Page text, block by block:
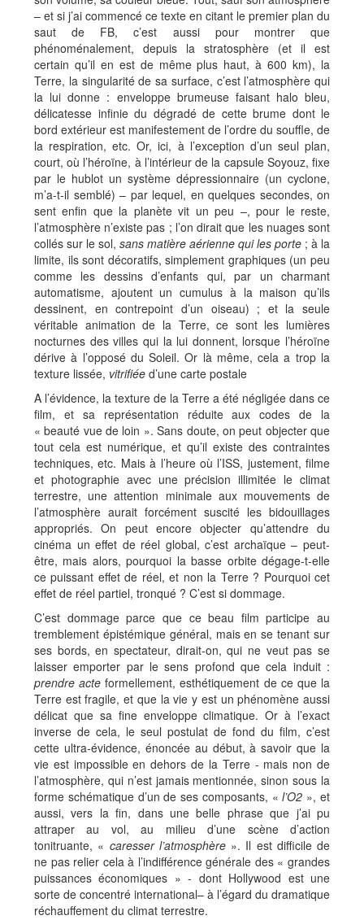
– et si j’ai commencé ce texte en citant le premier plan du
saut de FB, c’est aussi pour montrer que
phénoménalement, depuis la stratosphère (et il est
certain qu’il en est de même plus haut, à 600 km), la
Terre, la singularité de sa surface, c’est l’atmosphère qui
la lui donne : enveloppe brumeuse faisant halo bleu,
délicatesse infinie du dégradé de cette brume dont le
bord extérieur est manifestement de l’ordre du souffle, de
la respiration, etc. Or, ici, à l’exception d’un seul plan,
court, où l’héroïne, à l’intérieur de la capsule Soyouz, fixe
par le hublot un système dépressionnaire (un cyclone,
m’a-t-il semblé) – par lequel, en quelques secondes, on
sent enfin que la planète vit un peu –, pour le reste,
l’atmosphère n’existe pas ; l’on dirait que les nuages sont
collés sur le sol, sans matière aérienne qui les porte ; à la
limite, ils sont décoratifs, simplement graphiques (un peu
comme les dessins d’enfants qui, par un charmant
automatisme, ajoutent un cumulus à la maison qu’ils
dessinent, en contrepoint d’un oiseau) ; et la seule
véritable animation de la Terre, ce sont les lumières
nocturnes des villes qui la lui donnent, lorsque l’héroïne
dérive à l’opposé du Soleil. Or là même, cela a trop la
texture lissée, vitrifiée d’une carte postale
A l’évidence, la texture de la Terre a été négligée dans ce
film, et sa représentation réduite aux codes de la
« beauté vue de loin ». Sans doute, on peut objecter que
tout cela est numérique, et qu’il existe des contraintes
techniques, etc. Mais à l’heure où l’ISS, justement, filme
et photographie avec une précision illimitée le climat
terrestre, une attention minimale aux mouvements de
l’atmosphère aurait forcément suscité les bidouillages
appropriés. On peut encore objecter qu’attendre du
cinéma un effet de réel global, c’est archaïque – peut-
être, mais alors, pourquoi la basse orbite dégage-t-elle
ce puissant effet de réel, et non la Terre ? Pourquoi cet
effet de réel partiel, tronqué ? C’est si dommage.
C’est dommage parce que ce beau film participe au
tremblement épistémique général, mais en se tenant sur
ses bords, en spectateur, dirait-on, qui ne veut pas se
laisser emporter par le sens profond que cela induit :
prendre acte formellement, esthétiquement de ce que la
Terre est fragile, et que la vie y est un phénomène aussi
délicat que sa fine enveloppe climatique. Or à l’exact
inverse de cela, le seul postulat de fond du film, c’est
cette ultra-évidence, énoncée au début, à savoir que la
vie est impossible en dehors de la Terre - mais non de
l’atmosphère, qui n’est jamais mentionnée, sinon sous la
forme schématique d’un de ses composants, «l’O2 », et
aussi, vers la fin, dans une belle phrase que j’ai pu
attraper au vol, au milieu d’une scène d’action
tonitruante, « caresser l’atmosphère ». Il est difficile de
ne pas relier cela à l’indifférence générale des « grandes
puissances économiques » - dont Hollywood est une
sorte de concentré international– à l’égard du dramatique
réchauffement du climat terrestre.